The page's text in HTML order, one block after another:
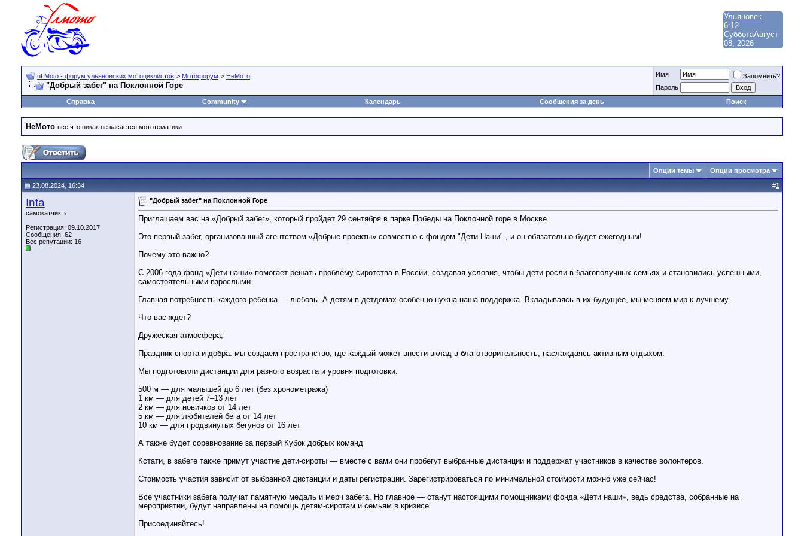
Ульяновск
6:12
СубботаАвгуст
08, 2026
uLMoto - форум ульяновских мотоциклистов > Мотофорум > НеМото
"Добрый забег" на Поклонной Горе
Имя
Запомнить?
Пароль
Справка
Community Календарь Сообщения за день Поиск
НеМото все что никак не касается мототематики
Опции темы Опции просмотра
23.08.2024, 16:34 #1
Inta
самокатчик ♀
Регистрация: 09.10.2017
Сообщения: 62
Вес репутации: 16
"Добрый забег" на Поклонной Горе
Приглашаем вас на «Добрый забег», который пройдет 29 сентября в парке Победы на Поклонной горе в Москве.
Это первый забег, организованный агентством «Добрые проекты» совместно с фондом "Дети Наши" , и он обязательно будет ежегодным!
Почему это важно?
С 2006 года фонд «Дети наши» помогает решать проблему сиротства в России, создавая условия, чтобы дети росли в благополучных семьях и становились успешными,
самостоятельными взрослыми.
Главная потребность каждого ребенка — любовь. А детям в детдомах особенно нужна наша поддержка. Вкладываясь в их будущее, мы меняем мир к лучшему.
Что вас ждет?
Дружеская атмосфера;
Праздник спорта и добра: мы создаем пространство, где каждый может внести вклад в благотворительность, наслаждаясь активным отдыхом.
Мы подготовили дистанции для разного возраста и уровня подготовки:
500 м — для малышей до 6 лет (без хронометража)
1 км — для детей 7–13 лет
2 км — для новичков от 14 лет
5 км — для любителей бега от 14 лет
10 км — для продвинутых бегунов от 16 лет
А также будет соревнование за первый Кубок добрых команд
Кстати, в забеге также примут участие дети-сироты — вместе с вами они пробегут выбранные дистанции и поддержат участников в качестве волонтеров.
Стоимость участия зависит от выбранной дистанции и даты регистрации. Зарегистрироваться по минимальной стоимости можно уже сейчас!
Все участники забега получат памятную медаль и мерч забега. Но главное — станут настоящими помощниками фонда «Дети наши», ведь средства, собранные на
мероприятии, будут направлены на помощь детям-сиротам и семьям в кризисе
Присоединяйтесь!